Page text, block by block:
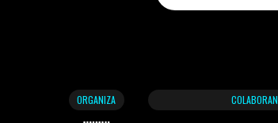
ORGANIZA COLABORAN